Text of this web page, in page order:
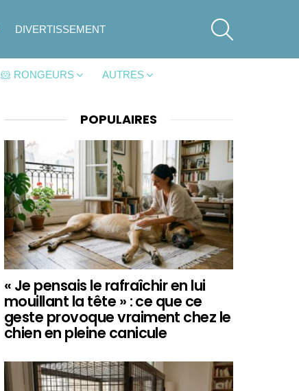
DIVERTISSEMENT
🐹 RONGEURS AUTRES
POPULAIRES
« Je pensais le rafraîchir en lui
mouillant la tête » : ce que ce
geste provoque vraiment chez le
chien en pleine canicule